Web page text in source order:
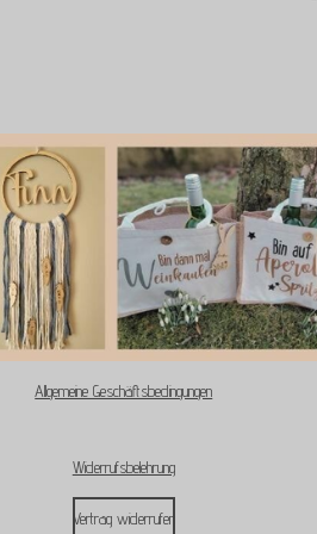
Allgemeine Geschäftsbedingungen
Widerrufsbelehrung
Vertrag widerrufen